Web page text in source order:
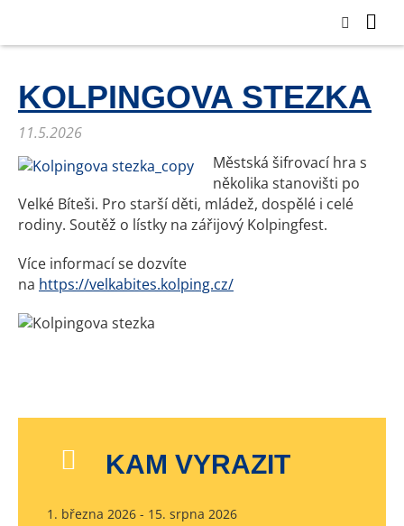
KOLPINGOVA STEZKA
11.5.2026
Městská šifrovací hra s
několika stanovišti po
Velké Bíteši. Pro starší děti, mládež, dospělé i celé
rodiny. Soutěž o lístky na zářijový Kolpingfest.
Více informací se dozvíte
na https://velkabites.kolping.cz/
KAM VYRAZIT
1. března 2026 - 15. srpna 2026